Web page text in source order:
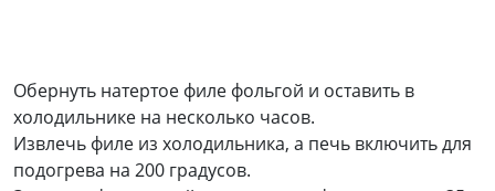
Обернуть натертое филе фольгой и оставить в
холодильнике на несколько часов.
Извлечь филе из холодильника, а печь включить для
подогрева на 200 градусов.